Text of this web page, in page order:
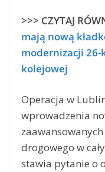
>>> CZYTAJ
mają nową
modernizacji
kolejowej
Operacja w
wprowadzenia
drogowego w
stawia pytanie o